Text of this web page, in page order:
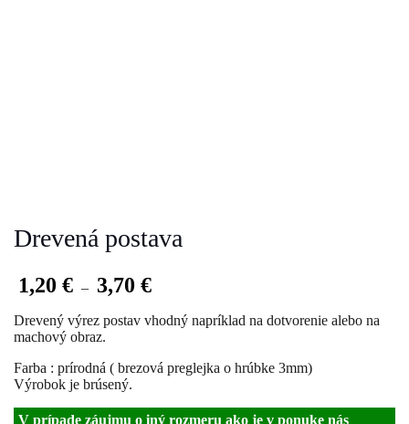
Drevená postava
1,20 € – 3,70 €
Drevený výrez postav vhodný napríklad na dotvorenie alebo na
machový obraz.
Farba : prírodná ( brezová preglejka o hrúbke 3mm)
Výrobok je brúsený.
V prípade záujmu o iný rozmeru ako je v ponuke nás